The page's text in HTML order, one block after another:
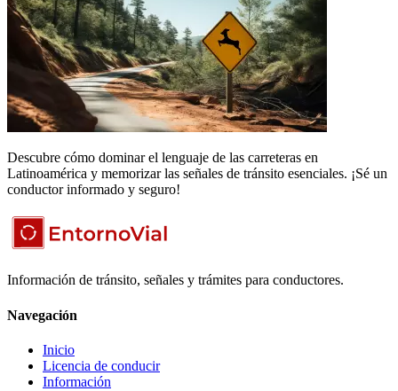
Descubre cómo dominar el lenguaje de las carreteras en
Latinoamérica y memorizar las señales de tránsito esenciales. ¡Sé un
conductor informado y seguro!
Información de tránsito, señales y trámites para conductores.
Navegación
Inicio
Licencia de conducir
Información